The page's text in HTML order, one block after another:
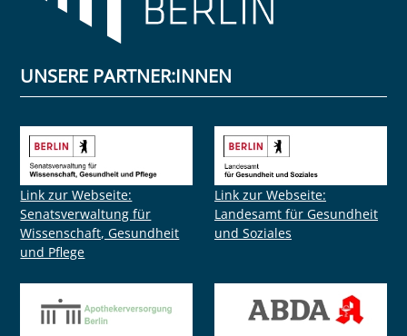
UNSERE PARTNER:INNEN
Link zur Webseite:
Senatsverwaltung für
Wissenschaft, Gesundheit
und Pflege
Link zur Webseite:
Landesamt für Gesundheit
und Soziales